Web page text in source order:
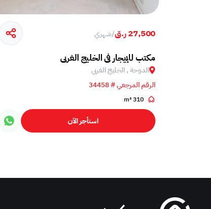
27,500 ر.ق /شهري
مكتب للإيجار في الخليج الغربي
الدوحة , الخليج الغربي
الرقم المرجعي # 34458
310 m²
استأجر الآن